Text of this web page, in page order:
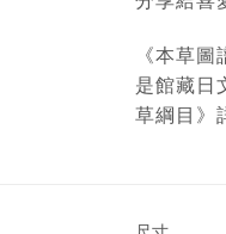
《本草
是館藏日
草綱目》